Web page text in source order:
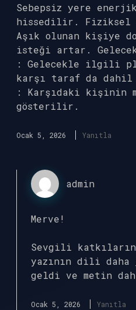
Sebepsiz yere
hissedilir. Fiziksel
Aşık olunan kişiye
isteği artar. Gelecek
: Gelecekle ilgili
karşı taraf da
: Karşıdaki kişinin
gösterilir.
Ocak 5, 2026 Yanıtla
admin
Merve!
Sevgili
yazının dili daha
geldi ve metin
Ocak 5, 2026 Yanıtla